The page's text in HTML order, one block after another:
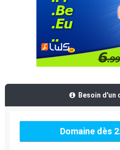
Besoin d'un
Domaine dès